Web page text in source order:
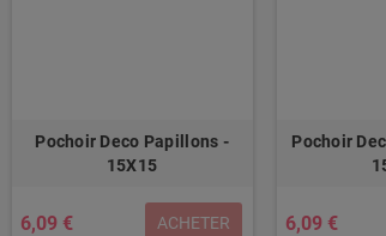
Pochoir Deco Papillons -
15X15
6,09 € ACHETER
Pochoir
6,09 €